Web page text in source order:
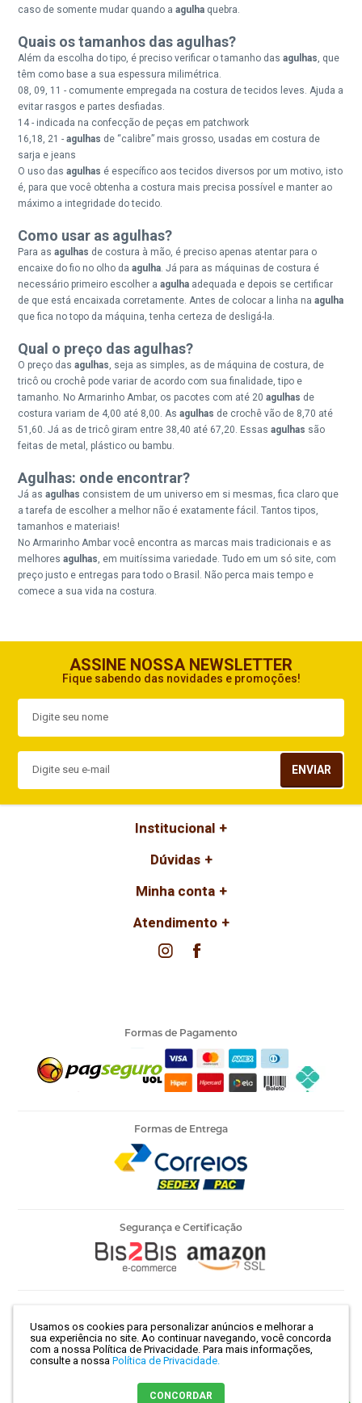
Usamos os cookies para personalizar anúncios e melhorar a
sua experiência no site. Ao continuar navegando, você concorda
com a nossa Política de Privacidade. Para mais informações,
consulte a nossa Política de Privacidade.
CONCORDAR
caso de somente mudar quando aagulha quebra.
Quais os tamanhos das agulhas?
Além da escolha do tipo, é preciso verificar o tamanho dasagulhas, que
têm como base a sua espessura milimétrica.
08, 09, 11 - comumente empregada na costura de tecidos leves. Ajuda a
evitar rasgos e partes desfiadas.
14 - indicada na confecção de peças em patchwork
16,18, 21 -agulhas de “calibre” mais grosso, usadas em costura de
sarja e jeans
O uso dasagulhas é específico aos tecidos diversos por um motivo, isto
é, para que você obtenha a costura mais precisa possível e manter ao
máximo a integridade do tecido.
Como usar as agulhas?
Para asagulhas de costura à mão, é preciso apenas atentar para o
encaixe do fio no olho daagulha. Já para as máquinas de costura é
necessário primeiro escolher aagulha adequada e depois se certificar
de que está encaixada corretamente. Antes de colocar a linha naagulha
que fica no topo da máquina, tenha certeza de desligá-la.
Qual o preço das agulhas?
O preço dasagulhas, seja as simples, as de máquina de costura, de
tricô ou crochê pode variar de acordo com sua finalidade, tipo e
tamanho. No Armarinho Ambar, os pacotes com até 20agulhas de
costura variam de 4,00 até 8,00. Asagulhas de crochê vão de 8,70 até
51,60. Já as de tricô giram entre 38,40 até 67,20. Essasagulhas são
feitas de metal, plástico ou bambu.
Agulhas: onde encontrar?
Já asagulhas consistem de um universo em si mesmas, fica claro que
a tarefa de escolher a melhor não é exatamente fácil. Tantos tipos,
tamanhos e materiais!
No Armarinho Ambar você encontra as marcas mais tradicionais e as
melhoresagulhas, em muitíssima variedade. Tudo em um só site, com
preço justo e entregas para todo o Brasil. Não perca mais tempo e
comece a sua vida na costura.
ASSINE NOSSA NEWSLETTER
Fique sabendo das novidades e promoções!
ENVIAR
Institucional
Dúvidas
Minha conta
Atendimento
Formas de Pagamento
Formas de Entrega
Segurança e Certificação
Março, 786 - Centro | São Paulo-SP | CEP 01021-100
com a melhor empresa de e-commerce do